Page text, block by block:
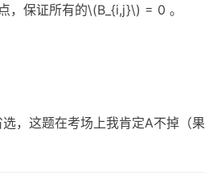
，保证所有的\(B_{i,j}\) = 0 。
，这题在考场上我肯定A不掉（果